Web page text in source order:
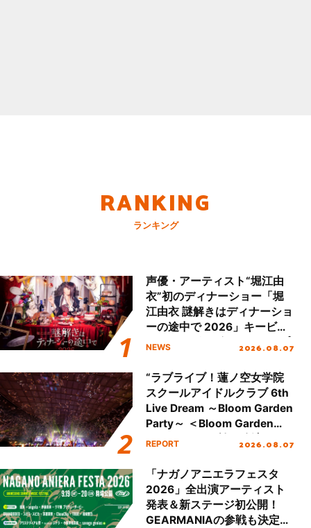
RANKING
ランキング
声優・アーティスト“堀江由
衣”初のディナーショー「堀
江由衣 謎解きはディナーショ
ーの途中で 2026」キービジ
ュアル＆グッズラインナップ
NEWS 2026.08.07
“ラブライブ！蓮ノ空女学院
スクールアイドルクラブ 6th
Live Dream ～Bloom Garden
Party～ ＜Bloom Garden
Party Stage／埼玉公演＞”
REPORT 2026.08.07
「ナガノアニエラフェスタ
2026」全出演アーティスト
発表＆新ステージ初公開！
GEARMANIAの参戦も決定